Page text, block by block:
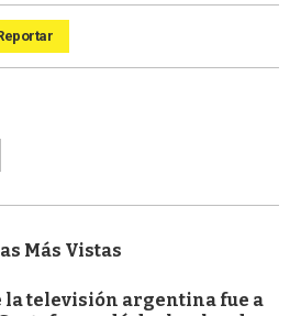
Más Vistas
la televisión argentina fue a